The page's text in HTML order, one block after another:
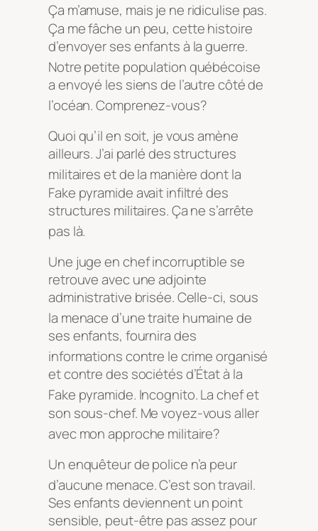
Ça m’amuse, mais je ne ridiculise pas.
Ça me fâche un peu, cette histoire
d’envoyer ses enfants à la guerre.
Notre petite population québécoise
a envoyé les siens de l’autre côté de
l’océan. Comprenez-vous?
Quoi qu’il en soit, je vous amène
ailleurs. J’ai parlé des structures
militaires et de la manière dont la
Fake pyramide avait infiltré des
structures militaires. Ça ne s’arrête
pas là.
Une juge en chef incorruptible se
retrouve avec une adjointe
administrative brisée. Celle-ci, sous
la menace d’une traite humaine de
ses enfants, fournira des
informations contre le crime organisé
et contre des sociétés d’État à la
Fake pyramide. Incognito. La chef et
son sous-chef. Me voyez-vous aller
avec mon approche militaire?
Un enquêteur de police n’a peur
d’aucune menace. C’est son travail.
Ses enfants deviennent un point
sensible, peut-être pas assez pour